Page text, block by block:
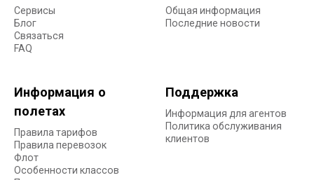
Сервисы
Блог
Связаться
FAQ
Общая информация
Последние новости
Информация о
полетах
Правила тарифов
Правила перевозок
Флот
Особенности классов
Поддержка
Информация для агентов
Политика обслуживания
клиентов